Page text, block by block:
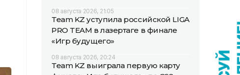
08 августа 2026, 21:05
Team KZ уступила российской LIGA
PRO TEAM в лазертаге в финале
«Игр будущего»
08 августа 2026, 20:24
Team KZ выиграла первую карту